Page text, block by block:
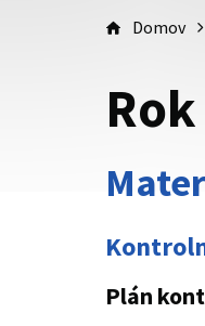
Domov
Plán